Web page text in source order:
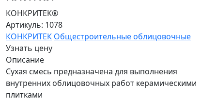
КОНКРИТЕК®
Артикуль: 1078
КОНКРИТЕК Общестроительные облицовочные
Узнать цену
Описание
Сухая смесь предназначена для выполнения
внутренних облицовочных работ керамическими
плитками